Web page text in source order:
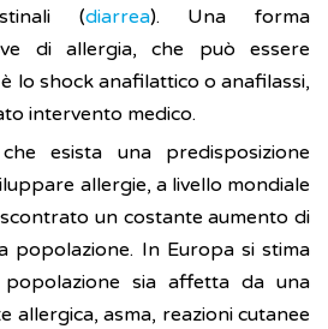
(diarrea). Una forma
di allergia, che può essere
lo shock anafilattico o anafilassi,
intervento medico.
esista una predisposizione
allergie, a livello mondiale
un costante aumento di
popolazione. In Europa si stima
sia affetta da una
allergica, asma, reazioni cutanee